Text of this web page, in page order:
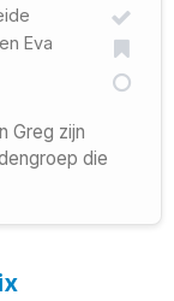
en Eva
Greg zijn
die